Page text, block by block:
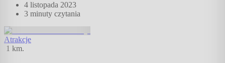
4 listopada 2023
3 minuty czytania
Atrakcje
1 km.